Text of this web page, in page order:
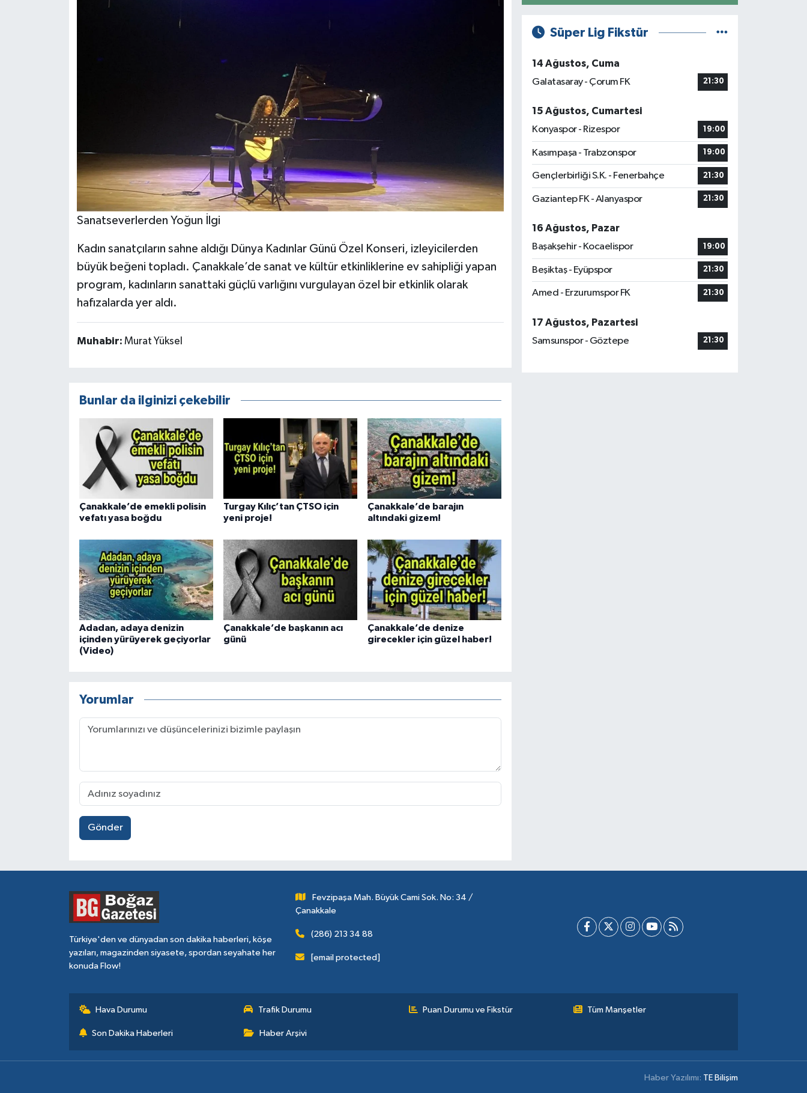
Sanatseverlerden Yoğun İlgi
Kadın sanatçıların sahne aldığı Dünya Kadınlar Günü Özel Konseri, izleyicilerden
büyük beğeni topladı. Çanakkale’de sanat ve kültür etkinliklerine ev sahipliği yapan
program, kadınların sanattaki güçlü varlığını vurgulayan özel bir etkinlik olarak
hafızalarda yer aldı.
Muhabir: Murat Yüksel
Bunlar da ilginizi çekebilir
Çanakkale’de emekli polisin
vefatı yasa boğdu
Turgay Kılıç’tan ÇTSO için
yeni proje!
Çanakkale’de barajın
altındaki gizem!
Adadan, adaya denizin
içinden yürüyerek geçiyorlar
(Video)
Çanakkale’de başkanın acı
günü
Çanakkale’de denize
girecekler için güzel haber!
Yorumlar
Gönder
Süper Lig Fikstür
14 Ağustos, Cuma
Galatasaray - Çorum FK
21:30
15 Ağustos, Cumartesi
Konyaspor - Rizespor
19:00
Kasımpaşa - Trabzonspor 19:00
Gençlerbirliği S.K. - Fenerbahçe 21:30
Gaziantep FK - Alanyaspor 21:30
16 Ağustos, Pazar
Başakşehir - Kocaelispor
19:00
Beşiktaş - Eyüpspor 21:30
Amed - Erzurumspor FK 21:30
17 Ağustos, Pazartesi
Samsunspor - Göztepe
21:30
Türkiye'den ve dünyadan son dakika haberleri, köşe
yazıları, magazinden siyasete, spordan seyahate her
konuda Flow!
Fevzipaşa Mah. Büyük Cami Sok. No: 34 /
Çanakkale
(286) 213 34 88
[email protected]
Hava Durumu Trafik Durumu Puan Durumu ve Fikstür Tüm Manşetler
Son Dakika Haberleri Haber Arşivi
Haber Yazılımı: TE Bilişim